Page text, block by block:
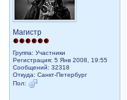
Магистр
Группа: Участники
Регистрация: 5 Янв 2008, 19:55
Сообщений: 32318
Откуда: Санкт-Петербург
Пол: